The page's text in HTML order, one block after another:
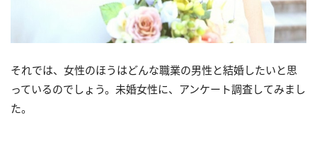
それでは、女性のほうはどんな職業の男性と結婚したいと思
っているのでしょう。未婚女性に、アンケート調査してみまし
た。